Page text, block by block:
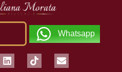
Whatsapp